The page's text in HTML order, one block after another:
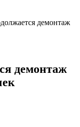
демонтаж
демонтаж